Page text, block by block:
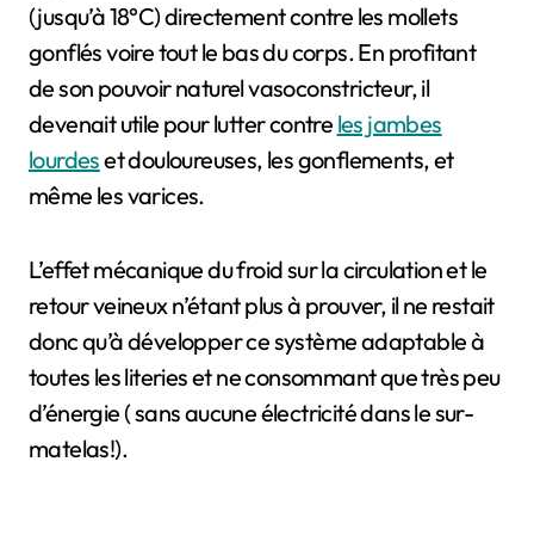
(jusqu’à 18°C) directement contre les mollets
gonflés voire tout le bas du corps.En profitant
de son pouvoir naturel vasoconstricteur, il
devenait utile pour lutter contre les jambes
lourdeset douloureuses, les gonflements, et
même les varices.
L’effet mécanique du froid sur la circulation et le
retour veineux n’étant plus à prouver, il ne restait
donc qu’à développer ce système adaptable à
toutes les literies et ne consommant que très peu
d’énergie ( sans aucune électricité dans le sur-
matelas!).